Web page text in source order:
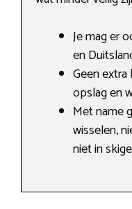
Je mag er
en
Geen
opslag en
Met name
wisselen,
niet in